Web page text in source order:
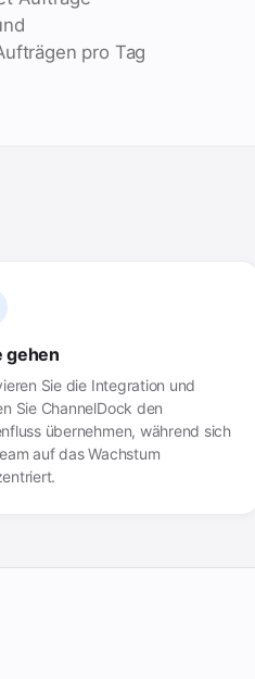
pro Tag
gehen
Sie die Integration und
Sie ChannelDock den
übernehmen, während sich
auf das Wachstum